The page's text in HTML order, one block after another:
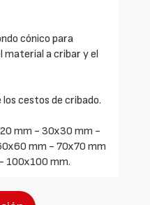
cónico para
material a cribar y el
cestos de cribado.
mm - 30x30 mm -
mm - 70x70 mm
100x100 mm.